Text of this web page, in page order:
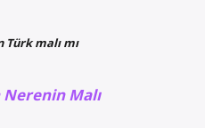
malı mı
Malı